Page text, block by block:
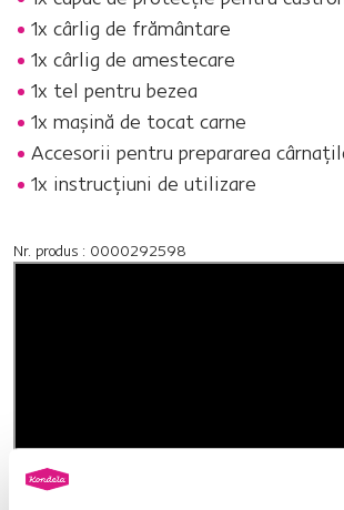
1x cârlig de frământare
1x cârlig de amestecare
1x tel pentru bezea
1x maşină de tocat carne
Accesorii pentru prepararea
1x instrucţiuni de utilizare
Nr. produs : 0000292598